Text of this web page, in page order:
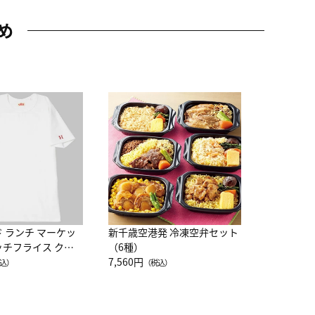
ランチ マーケッ
フライス クル
半袖Ｔシャツ
）
新千歳空港発 冷凍空弁セット
（6種）
7,560円 （税込）